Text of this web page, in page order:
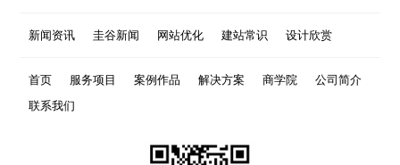
新闻资讯 圭谷新闻 网站优化 建站常识 设计欣赏
首页 服务项目 案例作品 解决方案 商学院
公司简介
联系我们